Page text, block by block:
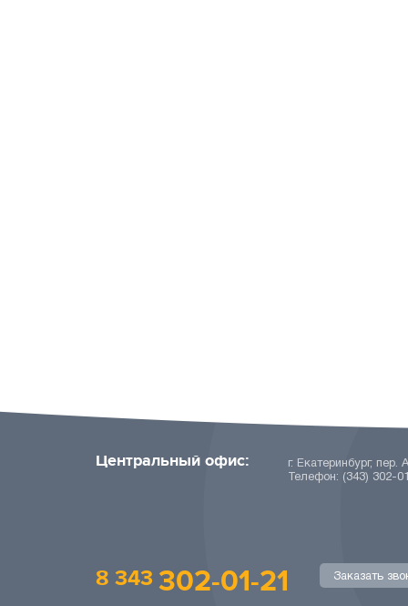
Центральный офис:
г. Екатеринбург,
Телефон: (343) 302-
8 343 302-01-21 Заказать